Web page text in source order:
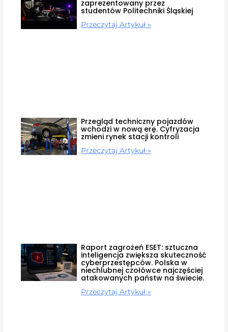
zaprezentowany przez
studentów Politechniki Śląskiej
Przeczytaj Artykuł »
Przegląd techniczny pojazdów
wchodzi w nową erę. Cyfryzacja
zmieni rynek stacji kontroli
Przeczytaj Artykuł »
Raport zagrożeń ESET: sztuczna
inteligencja zwiększa skuteczność
cyberprzestępców. Polska w
niechlubnej czołówce najczęściej
atakowanych państw na świecie.
Przeczytaj Artykuł »